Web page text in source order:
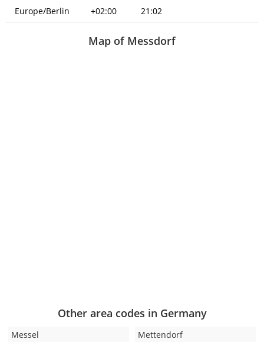
Europe/Berlin
+02:00 21:02
Map of Messdorf
Other area codes in Germany
Messel Mettendorf